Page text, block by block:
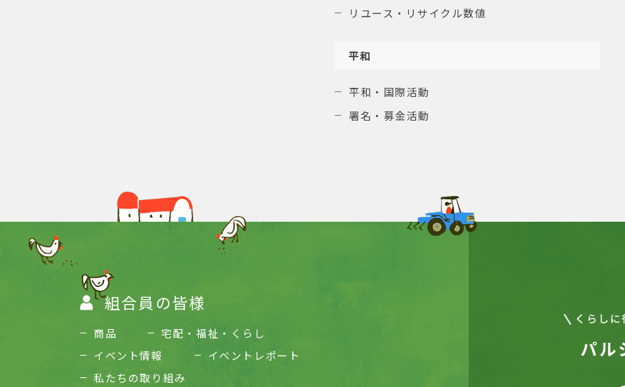
リユース・リサイクル数値
平和
平和・国際活動
署名・募金活動
組合員の皆様
商品
宅配・福祉・くらし
イベント情報
イベントレポート
私たちの取り組み
パル